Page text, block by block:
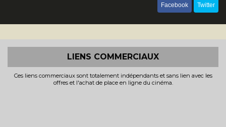
Facebook Twitter
LIENS COMMERCIAUX
Ces liens commerciaux sont totalement indépendants et sans lien avec les
offres et l'achat de place en ligne du cinéma.